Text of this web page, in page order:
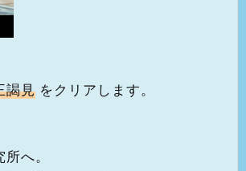
謁見 をクリアします。
へ。